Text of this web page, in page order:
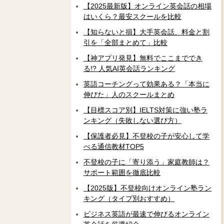
【2025最新版】オンライン英会話の相場
はいくら？最安スクールを比較
【知らないと損】大手英会話、料金と割
引を「全部まとめて」比較
【神アプリ発見】無料でここまででき
る!? 人気AI英会話ランキング
英語コーチングって効果ある？「本当に
伸びた」人のスクールまとめ
【目標スコア別】IELTS対策に強い塾ラ
ンキング（失敗しない選び方）
【保護者必見】不登校の子が安心して学
べる通信教材TOP5
不登校の子に「寄り添う」家庭教師は？
サポート範囲を徹底比較
【2025版】不登校向けオンライン塾ラン
キング（タイプ別おすすめ）
ビジネス英語が最速で伸びるオンライン